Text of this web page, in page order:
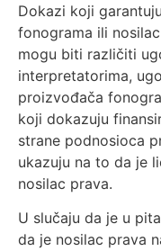
Dokazi koji
fonograma ili
mogu biti različiti
interpretatorima,
proizvođača
koji dokazuju
strane podnosioca
ukazuju na to da je
nosilac prava.
U slučaju da je u
da je nosilac prava